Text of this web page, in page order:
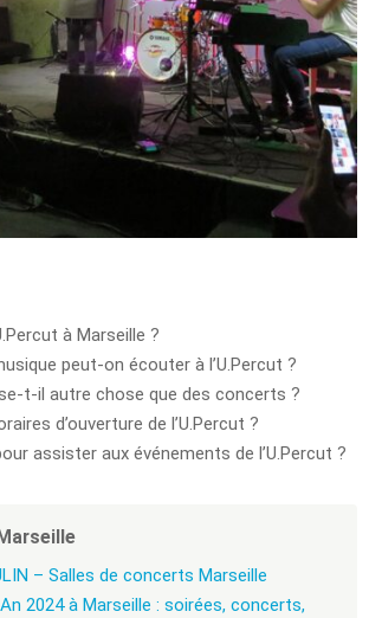
à Marseille ?
peut-on écouter à l’U.Percut ?
t-il autre chose que des concerts ?
d’ouverture de l’U.Percut ?
assister aux événements de l’U.Percut ?
– Salles de concerts Marseille
2024 à Marseille : soirées, concerts,